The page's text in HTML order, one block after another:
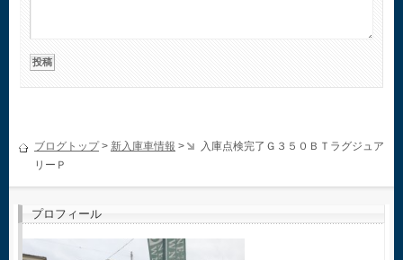
ブログトップ> 新入庫車情報 >
入庫点検完了Ｇ３５０ＢＴラグジュア
リーＰ
プロフィール